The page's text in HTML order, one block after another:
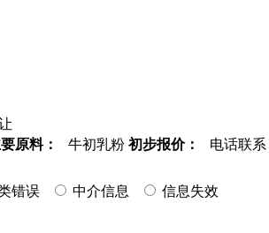
原料： 牛初乳粉 初步报价： 电话联系
错误 中介信息 信息失效